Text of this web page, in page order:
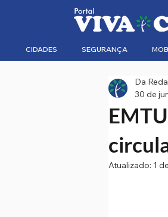
CIDADES SEGURANÇA
Da
30 de
Atualizado: 1